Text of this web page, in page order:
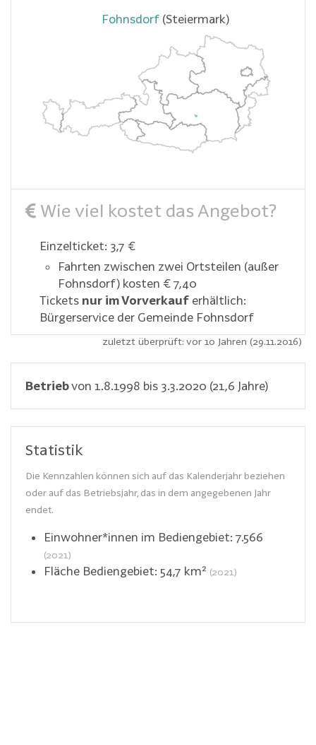
Fohnsdorf(Steiermark)
Wie viel kostet das Angebot?
Einzelticket: 3,7 €
Fahrten zwischen zwei Ortsteilen (außer
Fohnsdorf) kosten € 7,40
Tickets nur im Vorverkauf erhältlich:
Bürgerservice der Gemeinde Fohnsdorf
zuletzt überprüft: vor 10 Jahren (29.11.2016)
Betriebvon 1.8.1998 bis 3.3.2020 (21,6 Jahre)
Statistik
Die Kennzahlen können sich auf das Kalenderjahr beziehen
oder auf das Betriebsjahr, das in dem angegebenen Jahr
endet.
Einwohner*innen im Bediengebiet: 7.566
(2021)
Fläche Bediengebiet: 54,7 km² (2021)